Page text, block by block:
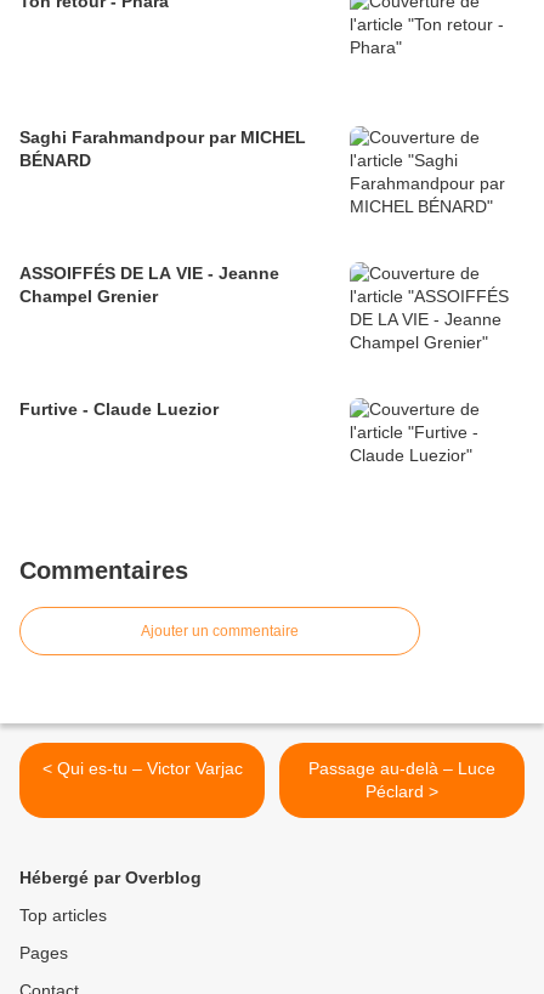
Saghi Farahmandpour par MICHEL
BÉNARD
ASSOIFFÉS DE LA VIE - Jeanne
Champel Grenier
Furtive - Claude Luezior
Commentaires
Ajouter un commentaire
< Qui es-tu – Victor Varjac
Passage au-delà – Luce
Péclard >
Hébergé par Overblog
Top articles
Pages